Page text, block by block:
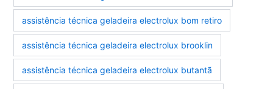
assistência técnica geladeira electrolux bom retiro
assistência técnica geladeira electrolux brooklin
assistência técnica geladeira electrolux butantã